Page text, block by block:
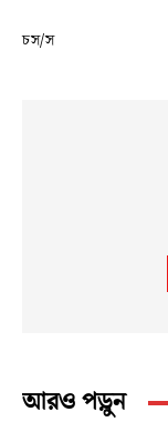
চস/স
আরও পড়ুন